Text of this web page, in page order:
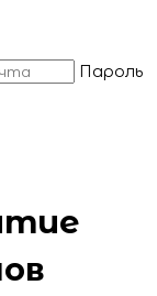
Пароль